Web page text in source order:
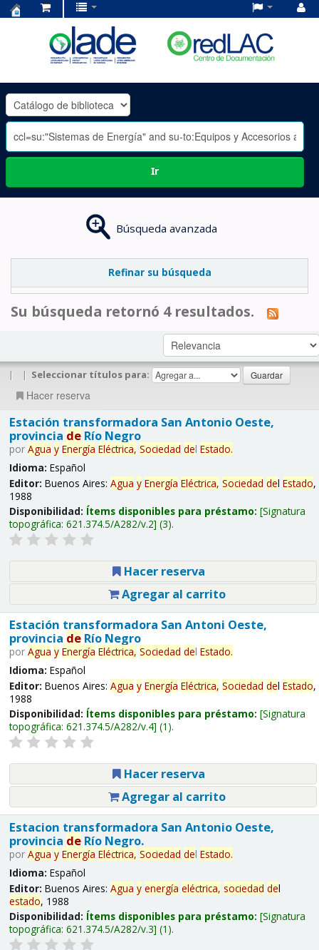
OLADE
-
Ir
Búsqueda avanzada
Refinar su búsqueda
Su búsqueda retornó 4 resultados.
| | Seleccionar títulos para:
Hacer reserva
Estación transformadora San Antonio Oeste,
provincia deRío Negro
por Agua y Energía Eléctrica, Sociedad del Estado.
Idioma: Español
Editor: Buenos Aires: Agua y Energía Eléctrica, Sociedad del Estado,
1988
Disponibilidad: Ítems disponibles para préstamo: Signatura
topográfica: 621.374.5/A282/v.2 (3).
Hacer reserva
Agregar al carrito
Estación transformadora San Antoni Oeste,
provincia deRío Negro
por Agua y Energía Eléctrica, Sociedad del Estado.
Idioma: Español
Editor: Buenos Aires: Agua y Energía Eléctrica, Sociedad del Estado,
1988
Disponibilidad: Ítems disponibles para préstamo: Signatura
topográfica: 621.374.5/A282/v.4 (1).
Hacer reserva
Agregar al carrito
Estacion transformadora San Antonio Oeste,
provincia deRío Negro.
por Agua y Energía Eléctrica, Sociedad del Estado.
Idioma: Español
Editor: Buenos Aires: Agua y energía eléctrica, sociedad del
estado, 1988
Disponibilidad: Ítems disponibles para préstamo: Signatura
topográfica: 621.374.5/A282/v.3 (1).